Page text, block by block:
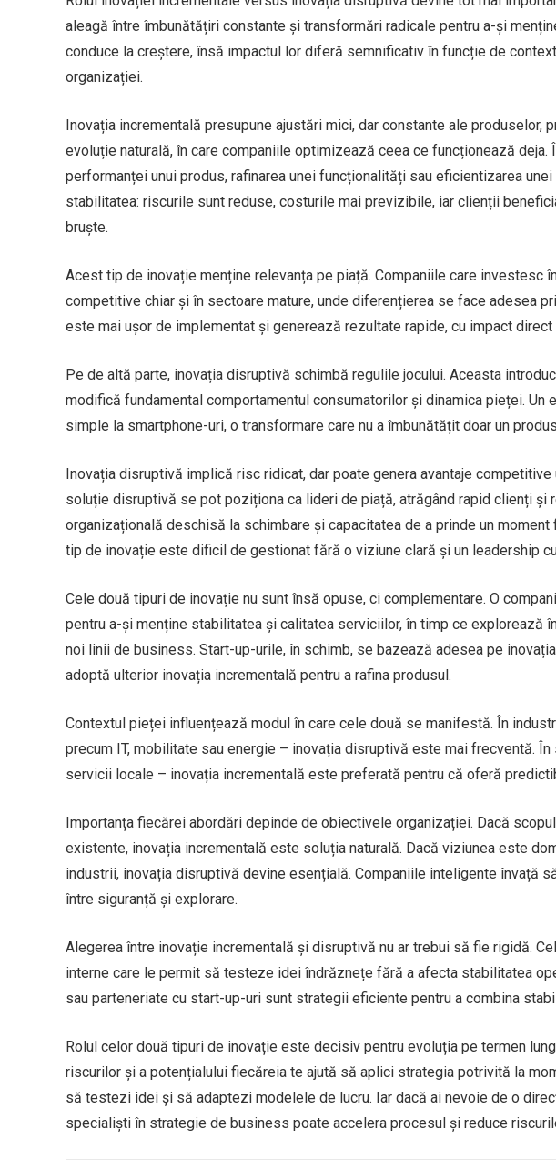
aleagă între îmbunătățiri constante și transformări radicale pentru a-și
conduce la creștere, însă impactul lor diferă semnificativ în funcție de
organizației.
Inovația incrementală presupune ajustări mici, dar constante ale
evoluție naturală, în care companiile optimizează ceea ce funcționează
performanței unui produs, rafinarea unei funcționalități sau eficientizarea
stabilitatea: riscurile sunt reduse, costurile mai previzibile, iar clienții
bruște.
Acest tip de inovație menține relevanța pe piață. Companiile care investesc
competitive chiar și în sectoare mature, unde diferențierea se face adesea
este mai ușor de implementat și generează rezultate rapide, cu impact
Pe de altă parte, inovația disruptivă schimbă regulile jocului. Aceasta
modifică fundamental comportamentul consumatorilor și dinamica pieței.
simple la smartphone-uri, o transformare care nu a îmbunătățit doar un
Inovația disruptivă implică risc ridicat, dar poate genera avantaje
soluție disruptivă se pot poziționa ca lideri de piață, atrăgând rapid clienți și
organizațională deschisă la schimbare și capacitatea de a prinde un
tip de inovație este dificil de gestionat fără o viziune clară și un leadership
Cele două tipuri de inovație nu sunt însă opuse, ci complementare. O
pentru a-și menține stabilitatea și calitatea serviciilor, în timp ce explorează
noi linii de business. Start-up-urile, în schimb, se bazează adesea pe
adoptă ulterior inovația incrementală pentru a rafina produsul.
Contextul pieței influențează modul în care cele două se manifestă. În
precum IT, mobilitate sau energie – inovația disruptivă este mai frecventă.
servicii locale – inovația incrementală este preferată pentru că oferă
Importanța fiecărei abordări depinde de obiectivele organizației. Dacă
existente, inovația incrementală este soluția naturală. Dacă viziunea este
industrii, inovația disruptivă devine esențială. Companiile inteligente învață
între siguranță și explorare.
Alegerea între inovație incrementală și disruptivă nu ar trebui să fie rigidă.
interne care le permit să testeze idei îndrăznețe fără a afecta stabilitatea
sau parteneriate cu start-up-uri sunt strategii eficiente pentru a combina
Rolul celor două tipuri de inovație este decisiv pentru evoluția pe termen
riscurilor și a potențialului fiecăreia te ajută să aplici strategia potrivită la
să testezi idei și să adaptezi modelele de lucru. Iar dacă ai nevoie de o
specialiști în strategie de business poate accelera procesul și reduce